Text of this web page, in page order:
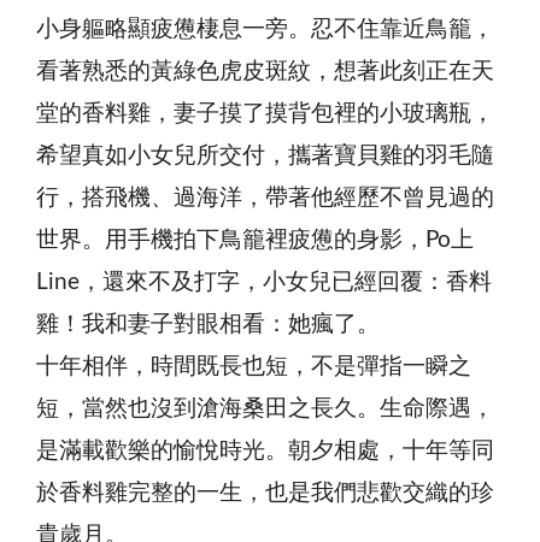
小身軀略顯疲憊棲息一旁。忍不住靠近鳥籠，
看著熟悉的黃綠色虎皮斑紋，想著此刻正在天
堂的香料雞，妻子摸了摸背包裡的小玻璃瓶，
希望真如小女兒所交付，攜著寶貝雞的羽毛隨
行，搭飛機、過海洋，帶著他經歷不曾見過的
世界。用手機拍下鳥籠裡疲憊的身影，Po上
Line，還來不及打字，小女兒已經回覆：香料
雞！我和妻子對眼相看：她瘋了。
十年相伴，時間既長也短，不是彈指一瞬之
短，當然也沒到滄海桑田之長久。生命際遇，
是滿載歡樂的愉悅時光。朝夕相處，十年等同
於香料雞完整的一生，也是我們悲歡交織的珍
貴歲月。